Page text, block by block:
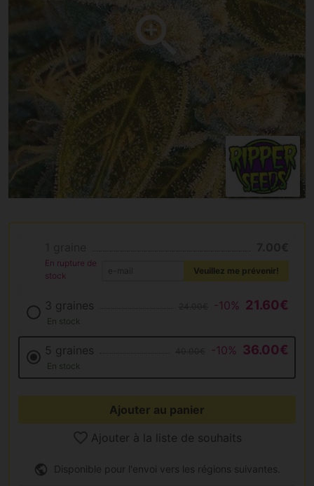
En rupture de
stock
Veuillez me prévenir!
3 graines -10% 21.60€
En stock
5 graines -10% 36.00€
En stock
Ajouter au panier
Ajouter à la liste de souhaits
Disponible pour l'envoi vers les régions suivantes.